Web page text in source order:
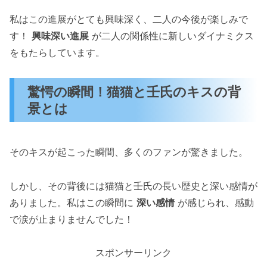
私はこの進展がとても興味深く、二人の今後が楽しみで
す！ 興味深い進展 が二人の関係性に新しいダイナミクス
をもたらしています。
驚愕の瞬間！猫猫と壬氏のキスの背
景とは
そのキスが起こった瞬間、多くのファンが驚きました。
しかし、その背後には猫猫と壬氏の長い歴史と深い感情が
ありました。私はこの瞬間に 深い感情が感じられ、感動
で涙が止まりませんでした！
スポンサーリンク